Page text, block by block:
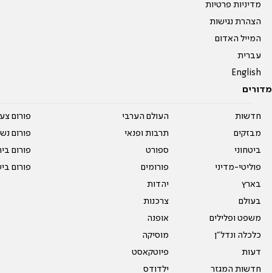
מדיניות פרטיות
הצהרת נגישות
המייל האדום
עברית
English
מדורים
חדשות
מבזקים
ביטחוני
פוליטי-מדיני
בארץ
בעולם
משפט ופלילים
כלכלה ונדל"ן
דעות
חדשות המגזר
העולם הערבי
תרבות ופנאי
ספורט
פורומים
יהדות
צרכנות
אופנה
מוסיקה
פיוטקאסט
ילדודס
פורום
פורום
פורום
פורום